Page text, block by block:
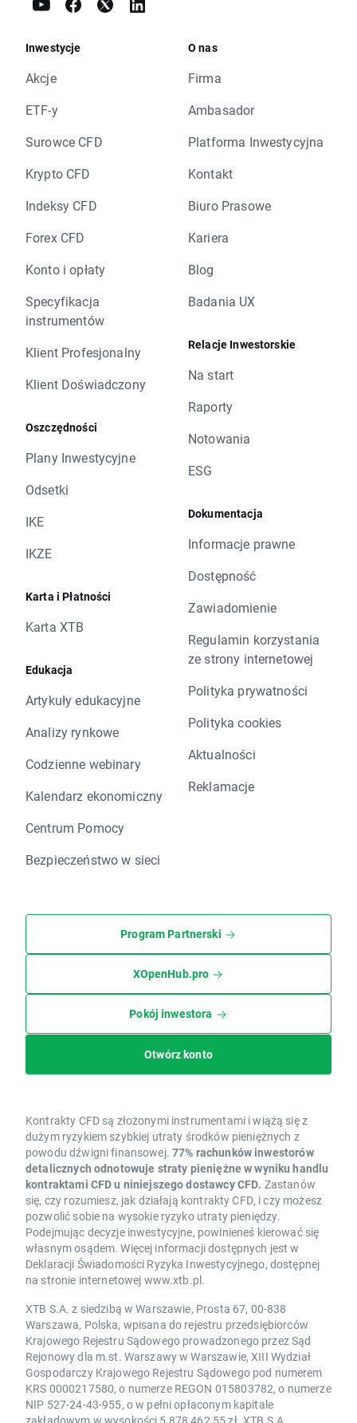
Inwestycje
Akcje
ETF-y
Surowce CFD
Krypto CFD
Indeksy CFD
Forex CFD
Konto i opłaty
Specyfikacja
instrumentów
Klient Profesjonalny
Klient Doświadczony
Oszczędności
Plany Inwestycyjne
Odsetki
IKE
IKZE
Karta i Płatności
Karta XTB
Edukacja
Artykuły edukacyjne
Analizy rynkowe
Codzienne webinary
Kalendarz ekonomiczny
Centrum Pomocy
Bezpieczeństwo w sieci
O nas
Firma
Ambasador
Platforma Inwestycyjna
Kontakt
Biuro Prasowe
Kariera
Blog
Badania UX
Relacje Inwestorskie
Na start
Raporty
Notowania
ESG
Dokumentacja
Informacje prawne
Dostępność
Zawiadomienie
Regulamin korzystania
ze strony internetowej
Polityka prywatności
Polityka cookies
Aktualności
Reklamacje
Program Partnerski
XOpenHub.pro
Pokój inwestora
Otwórz konto
Kontrakty CFD są złożonymi instrumentami i wiążą się z
dużym ryzykiem szybkiej utraty środków pieniężnych z
powodu dźwigni finansowej. 77% rachunków inwestorów
detalicznych odnotowuje straty pieniężne w wyniku handlu
kontraktami CFD u niniejszego dostawcy CFD. Zastanów
się, czy rozumiesz, jak działają kontrakty CFD, i czy możesz
pozwolić sobie na wysokie ryzyko utraty pieniędzy.
Podejmując decyzje inwestycyjne, powinieneś kierować się
własnym osądem. Więcej informacji dostępnych jest w
Deklaracji Świadomości Ryzyka Inwestycyjnego, dostępnej
na stronie internetowej www.xtb.pl.
XTB S.A. z siedzibą w Warszawie, Prosta 67, 00-838
Warszawa, Polska, wpisana do rejestru przedsiębiorców
Krajowego Rejestru Sądowego prowadzonego przez Sąd
Rejonowy dla m.st. Warszawy w Warszawie, XIII Wydział
Gospodarczy Krajowego Rejestru Sądowego pod numerem
KRS 0000217580, o numerze REGON 015803782, o numerze
NIP 527-24-43-955, o w pełni opłaconym kapitale